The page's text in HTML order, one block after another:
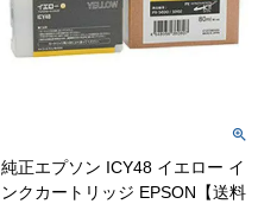
純正エプソン ICY48 イエロー イ
ンクカートリッジ EPSON【送料